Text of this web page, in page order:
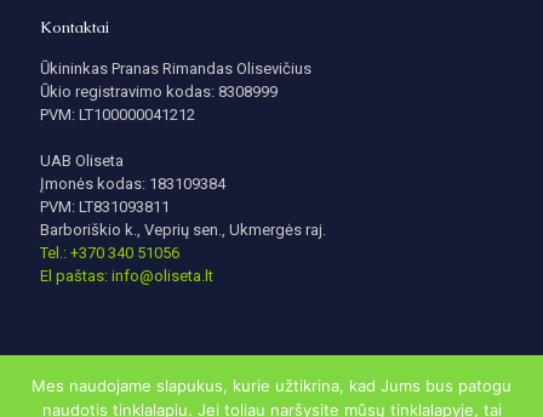
Kontaktai
Ūkininkas Pranas Rimandas Olisevičius
Ūkio registravimo kodas: 8308999
PVM: LT100000041212
UAB Oliseta
Įmonės kodas: 183109384
PVM: LT831093811
Barboriškio k., Veprių sen., Ukmergės raj.
Tel.: +370 340 51056
El paštas: info@oliseta.lt
Mes naudojame slapukus, kurie užtikrina, kad Jums bus patogu
naudotis tinklalapiu. Jei toliau naršysite mūsų tinklalapyje, tai